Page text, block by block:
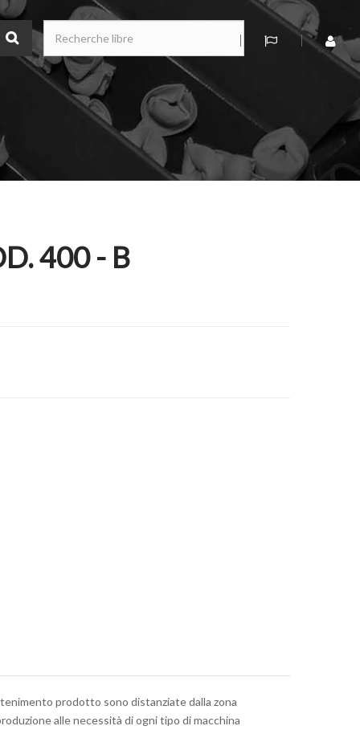
400 - B
prodotto sono distanziate dalla zona
alle necessità di ogni tipo di macchina